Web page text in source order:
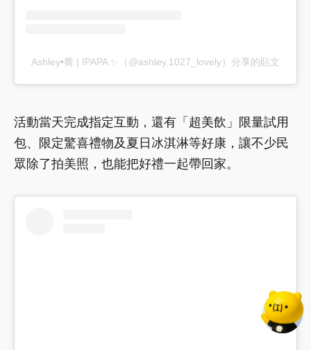
Ashley•蕎 | IPAPA ✨（@ashley.1027_lovely）分享的貼文
活動當天完成指定互動，還有「超美飲」限量試用
包、限定驚喜禮物及夏日冰淇淋等好康，讓不少民
眾除了拍美照，也能把好禮一起帶回家。